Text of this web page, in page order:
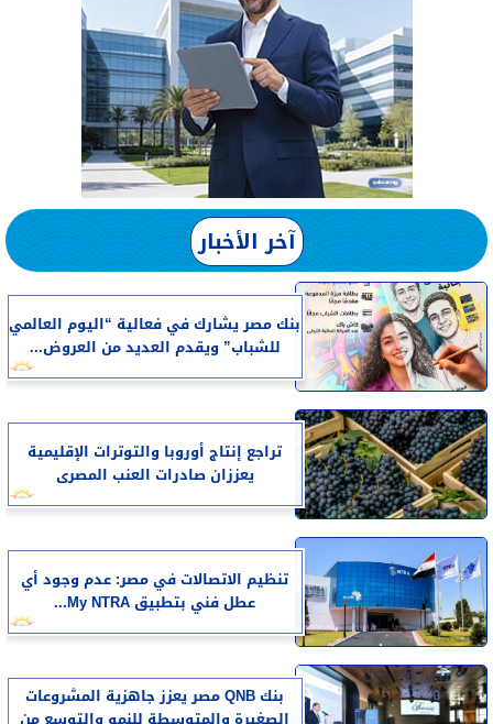
آخر الأخبار
بنك مصر يشارك في فعالية “اليوم العالمي
للشباب” ويقدم العديد من العروض...
تراجع إنتاج أوروبا والتوترات الإقليمية
يعززان صادرات العنب المصرى
تنظيم الاتصالات في مصر: عدم وجود أي
عطل فني بتطبيق My NTRA...
بنك QNB مصر يعزز جاهزية المشروعات